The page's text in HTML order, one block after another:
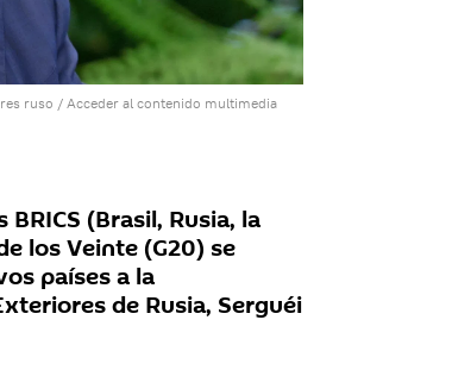
ruso / Acceder al contenido multimedia
(Brasil, Rusia, la
los Veinte (G20) se
países a la
de Rusia, Serguéi